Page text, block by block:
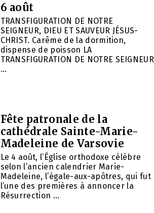
6 août
TRANSFIGURATION DE NOTRE
SEIGNEUR, DIEU ET SAUVEUR JÉSUS-
CHRIST. Carême de la dormition,
dispense de poisson LA
TRANSFIGURATION DE NOTRE SEIGNEUR
...
Fête patronale de la
cathédrale Sainte-Marie-
Madeleine de Varsovie
Le 4 août, l’Église orthodoxe célèbre
selon l’ancien calendrier Marie-
Madeleine, l’égale-aux-apôtres, qui fut
l’une des premières à annoncer la
Résurrection ...